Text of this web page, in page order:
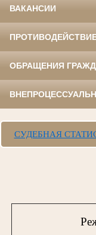
ВАКАНСИИ
ОБРАЩЕНИЯ
СУДЕБНАЯ